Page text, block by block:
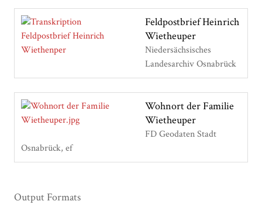
Feldpostbrief Heinrich
Wietheuper
Niedersächsisches
Landesarchiv Osnabrück
Wohnort der Familie
Wietheuper
FD Geodaten Stadt
Osnabrück ef
Output Formats